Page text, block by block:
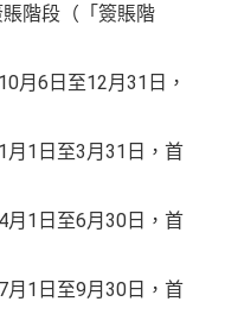
扣代碼，先前做過
去超市買野無特別優
階段（「簽賬階
月6日至12月31日，
月1日至3月31日，首
月1日至6月30日，首
月1日至9月30日，首